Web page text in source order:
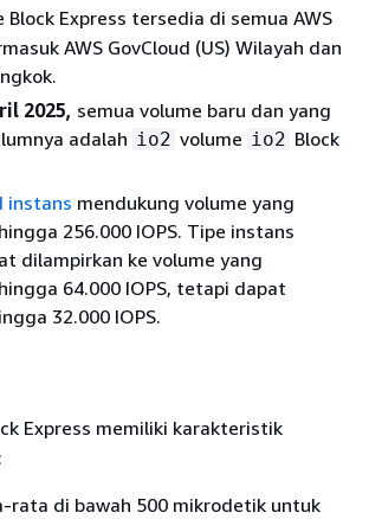
Block Express tersedia di semua AWS
AWS GovCloud (US) Wilayah dan
2025, semua volume baru dan yang
adalah io2 volume io2 Block
instans mendukung volume yang
256.000 IOPS. Tipe instans
dilampirkan ke volume yang
64.000 IOPS, tetapi dapat
32.000 IOPS.
Express memiliki karakteristik
rata di bawah 500 mikrodetik untuk